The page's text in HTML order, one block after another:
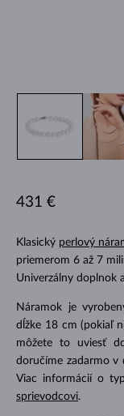
Klasický perlový
priemerom 6 až 7
Univerzálny doplnok
Náramok je
dĺžke 18 cm (pokiaľ
môžete to uviesť
doručíme zadarmo v
Viac informácií o
sprievodcovi.
431 €